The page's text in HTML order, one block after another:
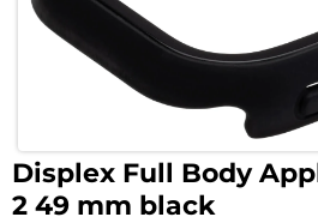
Displex Full Body
2 49 mm black